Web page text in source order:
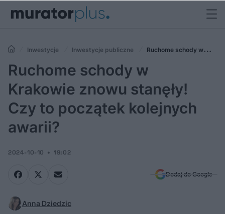
Inwestycje Inwestycje publiczne
Ruchome schody w
Krakowie znowu stanęły! Czy to początek kolejnych awarii?
Ruchome schody w
Krakowie znowu stanęły!
Czy to początek kolejnych
awarii?
2024-10-10 19:02
Dodaj do Google
Anna Dziedzic